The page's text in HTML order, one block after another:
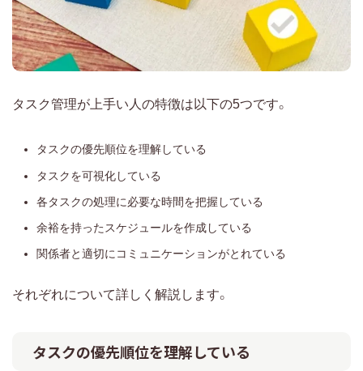
タスク管理が上手い人の特徴は以下の5つです。
タスクの優先順位を理解している
タスクを可視化している
各タスクの処理に必要な時間を把握している
余裕を持ったスケジュールを作成している
関係者と適切にコミュニケーションがとれている
それぞれについて詳しく解説します。
タスクの優先順位を理解している